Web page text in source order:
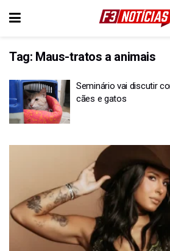
Tag: Maus-tratos a animais
Seminário vai discutir
cães e gatos